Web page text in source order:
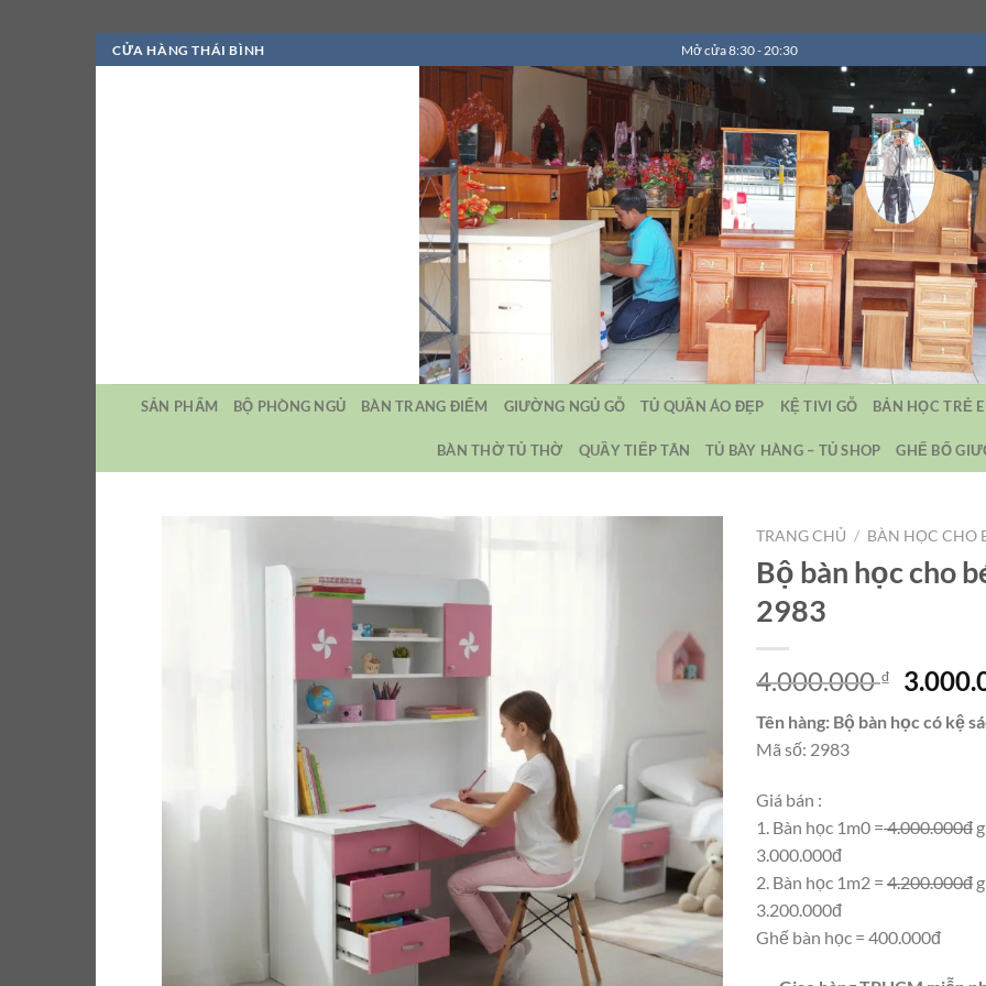
Bỏ
qua
CỬA HÀNG THÁI BÌNH Mở cửa 8:30 - 20:30
SẢN PHẨM BỘ PHÒNG NGỦ BÀN TRANG ĐIỂM GIƯỜNG NGỦ GỖ TỦ QUẦN ÁO ĐẸP KỆ TIVI GỖ BẢN HỌC TRẺ
BÀN THỜ TỦ THỜ QUẦY TIẾP TÂN TỦ BÀY HÀNG – TỦ SHOP GHẾ BỐ
TRANG CHỦ / BÀN HỌC CHO
Bộ bàn học cho
2983
4.000.000₫
Giá
là:
Tên hàng: Bộ bàn học có kệ
Mã số: 2983
Giá bán :
1. Bàn học 1m0 =4.000.000đ
3.000.000đ
2. Bàn học 1m2 = 4.200.000đ
3.200.000đ
Ghế bàn học = 400.000đ